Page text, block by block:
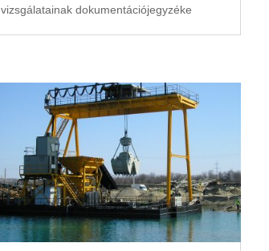
vizsgálatainak dokumentációjegyzéke